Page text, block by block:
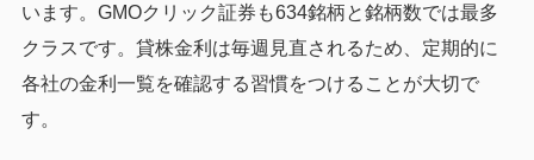
います。GMOクリック証券も634銘柄と銘柄数では最多
クラスです。貸株金利は毎週見直されるため、定期的に
各社の金利一覧を確認する習慣をつけることが大切で
す。